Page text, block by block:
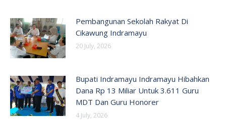
Pembangunan Sekolah Rakyat Di
Cikawung Indramayu
20 July, 2026
Bupati Indramayu Indramayu Hibahkan
Dana Rp 13 Miliar Untuk 3.611 Guru
MDT Dan Guru Honorer
4 July, 2026